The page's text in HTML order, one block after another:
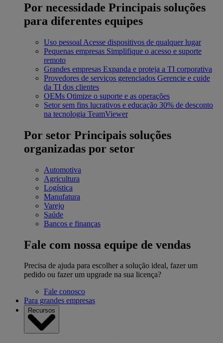
Por necessidade Principais soluções
para diferentes equipes
Uso pessoal Acesse dispositivos de qualquer lugar
Pequenas empresas Simplifique o acesso e suporte
remoto
Grandes empresas Expanda e proteja a TI corporativa
Provedores de serviços gerenciados Gerencie e cuide
da TI dos clientes
OEMs Otimize o suporte e as operações
Setor sem fins lucrativos e educação 30% de desconto
na tecnologia TeamViewer
Por setor Principais soluções
organizadas por setor
Automotiva
Agricultura
Logística
Manufatura
Varejo
Saúde
Bancos e finanças
Fale com nossa equipe de vendas
Precisa de ajuda para escolher a solução ideal, fazer um
pedido ou fazer um upgrade na sua licença?
Fale conosco
Para grandes empresas
Recursos